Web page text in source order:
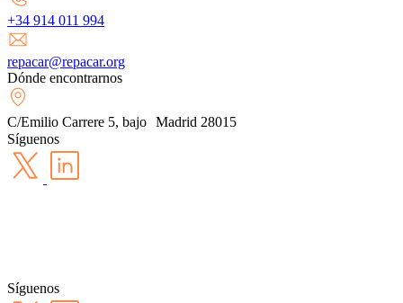
+34 914 011 994
repacar@repacar.org
Dónde encontrarnos
C/Emilio Carrere 5, bajo Madrid 28015
Síguenos
Síguenos